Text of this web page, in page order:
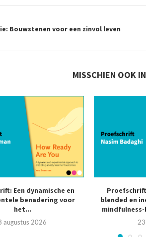
Bouwstenen voor een zinvol leven
MISSCHIEN OOK
Een dynamische en
benadering voor
het...
augustus 2026
blended en